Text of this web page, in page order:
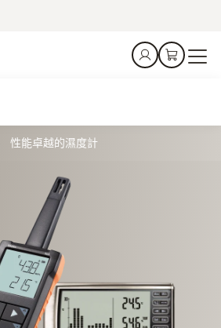
性能卓越的濕度計